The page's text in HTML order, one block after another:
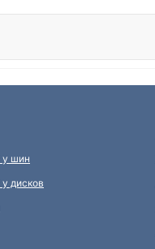
у шин
дисков